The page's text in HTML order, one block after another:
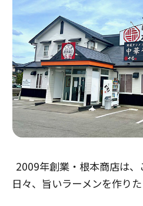
2009年創業・根本商店は、
日々、旨いラーメンを作り